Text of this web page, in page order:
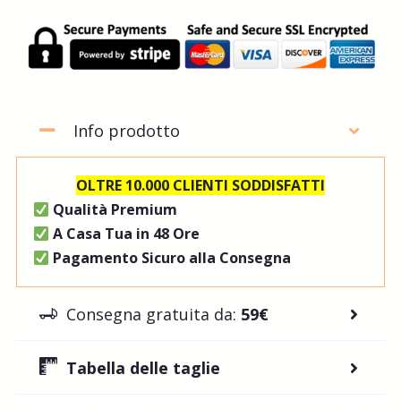
Info prodotto
OLTRE 10.000 CLIENTI SODDISFATTI
Qualità Premium
A Casa Tua in 48 Ore
Pagamento Sicuro alla Consegna
Consegna gratuita da: 59€
Tabella delle taglie